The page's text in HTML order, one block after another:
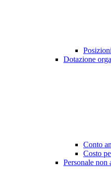
Dotazione
Conto
Costo
Personale non